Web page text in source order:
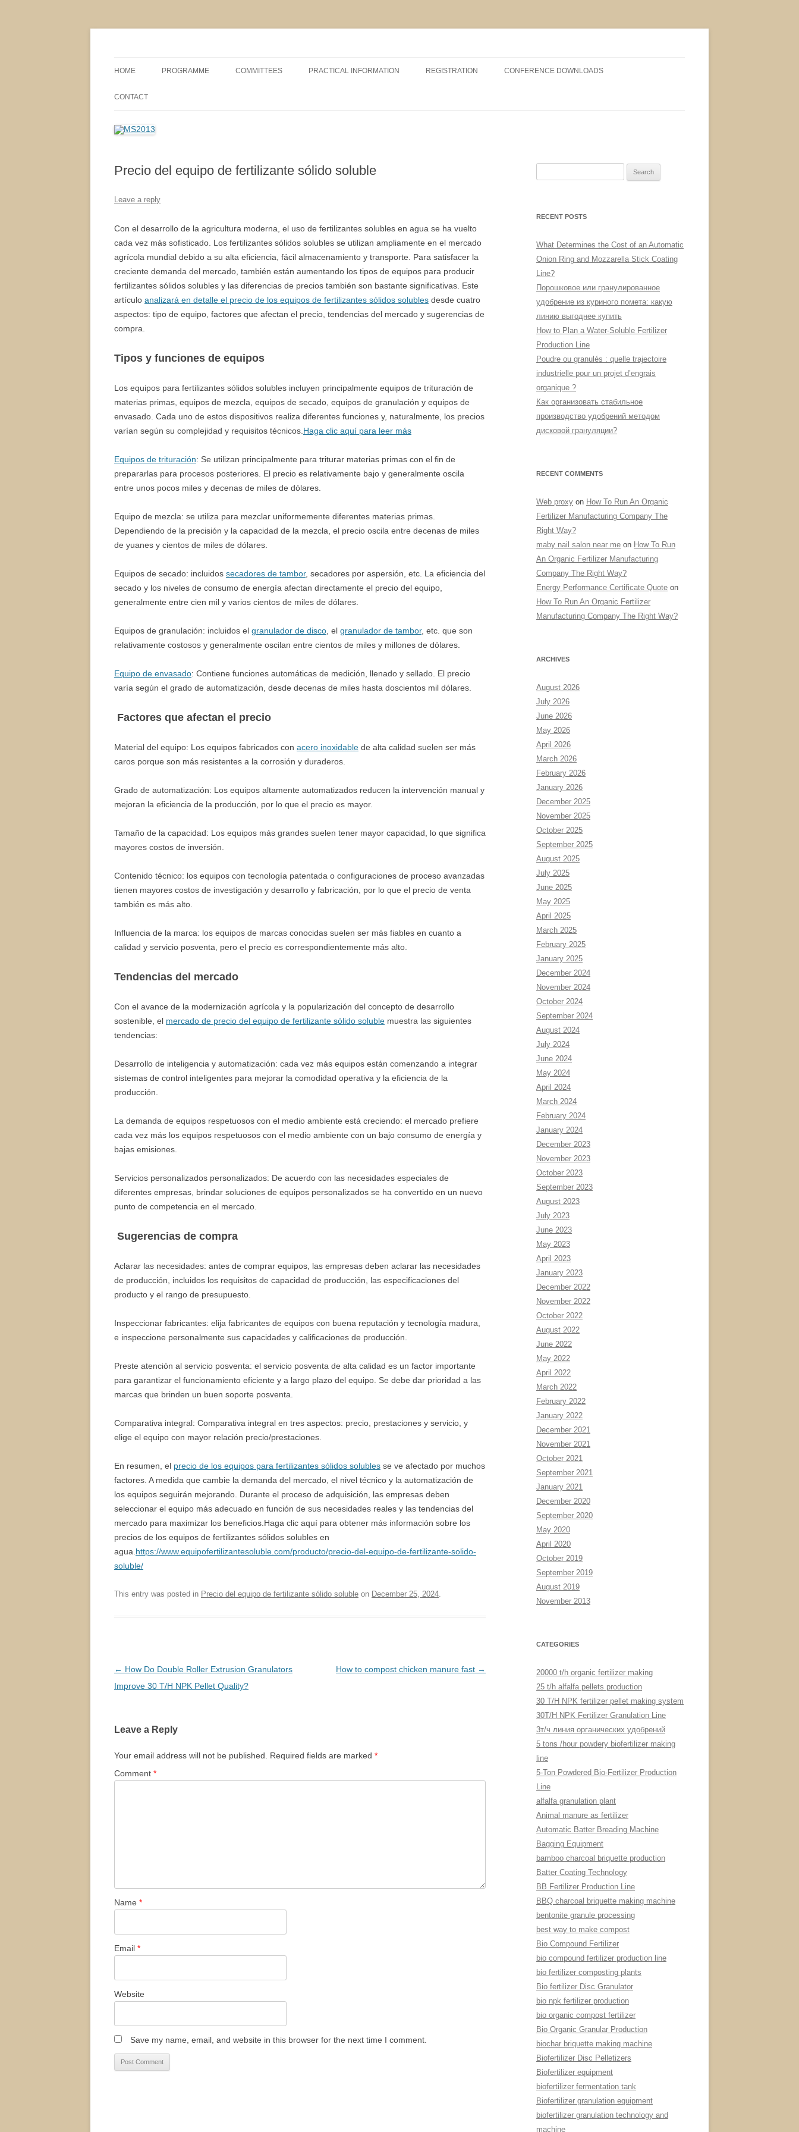
HOME PROGRAMME COMMITTEES PRACTICAL INFORMATION REGISTRATION CONFERENCE DOWNLOADS
CONTACT
Precio del equipo de fertilizante sólido soluble
Leave a reply
Con el desarrollo de la agricultura moderna, el uso de fertilizantes solubles en agua se ha vuelto
cada vez más sofisticado. Los fertilizantes sólidos solubles se utilizan ampliamente en el mercado
agrícola mundial debido a su alta eficiencia, fácil almacenamiento y transporte. Para satisfacer la
creciente demanda del mercado, también están aumentando los tipos de equipos para producir
fertilizantes sólidos solubles y las diferencias de precios también son bastante significativas. Este
artículo analizará en detalle el precio de los equipos de fertilizantes sólidos solubles desde cuatro
aspectos: tipo de equipo, factores que afectan el precio, tendencias del mercado y sugerencias de
compra.
Tipos y funciones de equipos
Los equipos para fertilizantes sólidos solubles incluyen principalmente equipos de trituración de
materias primas, equipos de mezcla, equipos de secado, equipos de granulación y equipos de
envasado. Cada uno de estos dispositivos realiza diferentes funciones y, naturalmente, los precios
varían según su complejidad y requisitos técnicos. Haga clic aquí para leer más
Equipos de trituración: Se utilizan principalmente para triturar materias primas con el fin de
prepararlas para procesos posteriores. El precio es relativamente bajo y generalmente oscila
entre unos pocos miles y decenas de miles de dólares.
Equipo de mezcla: se utiliza para mezclar uniformemente diferentes materias primas.
Dependiendo de la precisión y la capacidad de la mezcla, el precio oscila entre decenas de miles
de yuanes y cientos de miles de dólares.
Equipos de secado: incluidos secadores de tambor, secadores por aspersión, etc. La eficiencia del
secado y los niveles de consumo de energía afectan directamente el precio del equipo,
generalmente entre cien mil y varios cientos de miles de dólares.
Equipos de granulación: incluidos el granulador de disco , el granulador de tambor, etc. que son
relativamente costosos y generalmente oscilan entre cientos de miles y millones de dólares.
Equipo de envasado: Contiene funciones automáticas de medición, llenado y sellado. El precio
varía según el grado de automatización, desde decenas de miles hasta doscientos mil dólares.
Factores que afectan el precio
Material del equipo: Los equipos fabricados con acero inoxidable de alta calidad suelen ser más
caros porque son más resistentes a la corrosión y duraderos.
Grado de automatización: Los equipos altamente automatizados reducen la intervención manual y
mejoran la eficiencia de la producción, por lo que el precio es mayor.
Tamaño de la capacidad: Los equipos más grandes suelen tener mayor capacidad, lo que significa
mayores costos de inversión.
Contenido técnico: los equipos con tecnología patentada o configuraciones de proceso avanzadas
tienen mayores costos de investigación y desarrollo y fabricación, por lo que el precio de venta
también es más alto.
Influencia de la marca: los equipos de marcas conocidas suelen ser más fiables en cuanto a
calidad y servicio posventa, pero el precio es correspondientemente más alto.
Tendencias del mercado
Con el avance de la modernización agrícola y la popularización del concepto de desarrollo
sostenible, el mercado de precio del equipo de fertilizante sólido soluble muestra las siguientes
tendencias:
Desarrollo de inteligencia y automatización: cada vez más equipos están comenzando a integrar
sistemas de control inteligentes para mejorar la comodidad operativa y la eficiencia de la
producción.
La demanda de equipos respetuosos con el medio ambiente está creciendo: el mercado prefiere
cada vez más los equipos respetuosos con el medio ambiente con un bajo consumo de energía y
bajas emisiones.
Servicios personalizados personalizados: De acuerdo con las necesidades especiales de
diferentes empresas, brindar soluciones de equipos personalizados se ha convertido en un nuevo
punto de competencia en el mercado.
Sugerencias de compra
Aclarar las necesidades: antes de comprar equipos, las empresas deben aclarar las necesidades
de producción, incluidos los requisitos de capacidad de producción, las especificaciones del
producto y el rango de presupuesto.
Inspeccionar fabricantes: elija fabricantes de equipos con buena reputación y tecnología madura,
e inspeccione personalmente sus capacidades y calificaciones de producción.
Preste atención al servicio posventa: el servicio posventa de alta calidad es un factor importante
para garantizar el funcionamiento eficiente y a largo plazo del equipo. Se debe dar prioridad a las
marcas que brinden un buen soporte posventa.
Comparativa integral: Comparativa integral en tres aspectos: precio, prestaciones y servicio, y
elige el equipo con mayor relación precio/prestaciones.
En resumen, el precio de los equipos para fertilizantes sólidos solubles se ve afectado por muchos
factores. A medida que cambie la demanda del mercado, el nivel técnico y la automatización de
los equipos seguirán mejorando. Durante el proceso de adquisición, las empresas deben
seleccionar el equipo más adecuado en función de sus necesidades reales y las tendencias del
mercado para maximizar los beneficios.Haga clic aquí para obtener más información sobre los
precios de los equipos de fertilizantes sólidos solubles en
agua. https://www.equipofertilizantesoluble.com/producto/precio-del-equipo-de-fertilizante-solido-
soluble/
This entry was posted in Precio del equipo de fertilizante sólido soluble on December 25, 2024.
Post
navigation
← How Do Double Roller Extrusion Granulators
Improve 30 T/H NPK Pellet Quality?
How to compost chicken manure fast →
Leave a Reply
Your email address will not be published. Required fields are marked *
Comment *
Name *
Email *
Website
Save my name, email, and website in this browser for the next time I comment.
RECENT POSTS
What Determines the Cost of an Automatic
Onion Ring and Mozzarella Stick Coating
Line?
Порошковое или гранулированное
удобрение из куриного помета: какую
линию выгоднее купить
How to Plan a Water-Soluble Fertilizer
Production Line
Poudre ou granulés : quelle trajectoire
industrielle pour un projet d’engrais
organique ?
Как организовать стабильное
производство удобрений методом
дисковой грануляции?
RECENT COMMENTS
Web proxy on How To Run An Organic
Fertilizer Manufacturing Company The
Right Way?
maby nail salon near me on How To Run
An Organic Fertilizer Manufacturing
Company The Right Way?
Energy Performance Certificate Quote on
How To Run An Organic Fertilizer
Manufacturing Company The Right Way?
ARCHIVES
August 2026
July 2026
June 2026
May 2026
April 2026
March 2026
February 2026
January 2026
December 2025
November 2025
October 2025
September 2025
August 2025
July 2025
June 2025
May 2025
April 2025
March 2025
February 2025
January 2025
December 2024
November 2024
October 2024
September 2024
August 2024
July 2024
June 2024
May 2024
April 2024
March 2024
February 2024
January 2024
December 2023
November 2023
October 2023
September 2023
August 2023
July 2023
June 2023
May 2023
April 2023
January 2023
December 2022
November 2022
October 2022
August 2022
June 2022
May 2022
April 2022
March 2022
February 2022
January 2022
December 2021
November 2021
October 2021
September 2021
January 2021
December 2020
September 2020
May 2020
April 2020
October 2019
September 2019
August 2019
November 2013
CATEGORIES
20000 t/h organic fertilizer making
25 t/h alfalfa pellets production
30 T/H NPK fertilizer pellet making system
30T/H NPK Fertilizer Granulation Line
3т/ч линия органических удобрений
5 tons /hour powdery biofertilizer making
line
5-Ton Powdered Bio-Fertilizer Production
Line
alfalfa granulation plant
Animal manure as fertilizer
Automatic Batter Breading Machine
Bagging Equipment
bamboo charcoal briquette production
Batter Coating Technology
BB Fertilizer Production Line
BBQ charcoal briquette making machine
bentonite granule processing
best way to make compost
Bio Compound Fertilizer
bio compound fertilizer production line
bio fertilizer composting plants
Bio fertilizer Disc Granulator
bio npk fertilizer production
bio organic compost fertilizer
Bio Organic Granular Production
biochar briquette making machine
Biofertilizer Disc Pelletizers
Biofertilizer equipment
biofertilizer fermentation tank
Biofertilizer granulation equipment
biofertilizer granulation technology and
machine